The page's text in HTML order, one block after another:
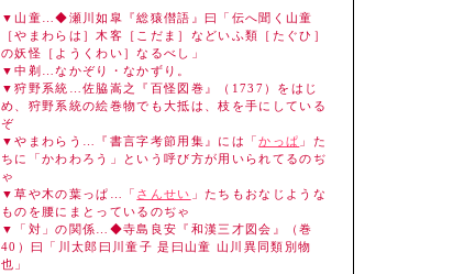
▼山童…◆瀬川如皐『総猿僣語』曰「伝へ聞く山童
［やまわらは］木客［こだま］などいふ類［たぐひ］
の妖怪［ようくわい］なるべし」
▼中剃…なかぞり・なかずり。
▼狩野系統…佐脇嵩之『百怪図巻』（1737）をはじ
め、狩野系統の絵巻物でも大抵は、枝を手にしている
ぞ
▼やまわらう…『書言字考節用集』には「かっぱ 」た
ちに「かわわろう」という呼び方が用いられてるのぢ
ゃ
▼草や木の葉っぱ…「 さんせい 」たちもおなじような
ものを腰にまとっているのぢゃ
▼「対」の関係…◆寺島良安『和漢三才図会』（巻
40）曰「川太郎曰川童子 是曰山童 山川異同類別物
也」